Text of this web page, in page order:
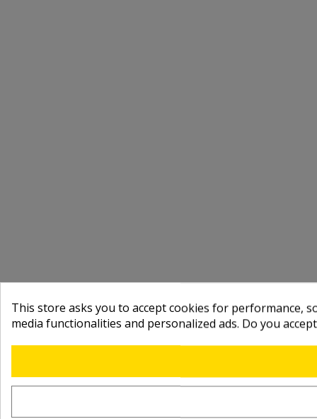
This store asks you to accept cookies for performance,
media functionalities and personalized ads. Do you